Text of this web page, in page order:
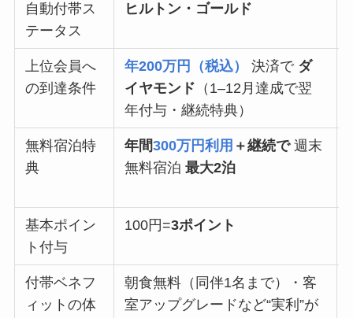
自動付帯ス
テータス
ヒルトン・ゴールド
上位会員へ
の到達条件
年200万円（税込） 決済で ダ
イヤモンド （1–12月達成で翌
年付与・継続特典）
無料宿泊特
典
年間300万円利用 ＋継続で週末
無料宿泊最大2泊
基本ポイン
ト付与
100円=3ポイント
付帯ベネフ
ィットの体
朝食無料（同伴1名まで）・客
室アップグレードなど“実利”が